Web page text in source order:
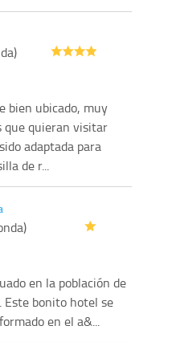
bien ubicado, muy
que quieran visitar
adaptada para
de r...
en la población de
Este bonito hotel se
en el a&...